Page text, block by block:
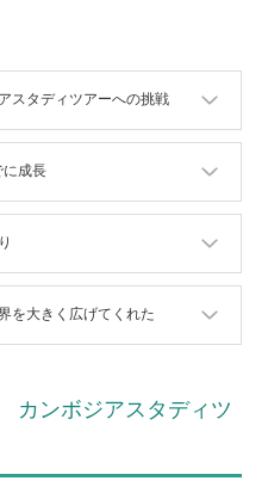
スタディツアーへの挑戦
に成長
り
を大きく広げてくれた
カンボジアスタディツ